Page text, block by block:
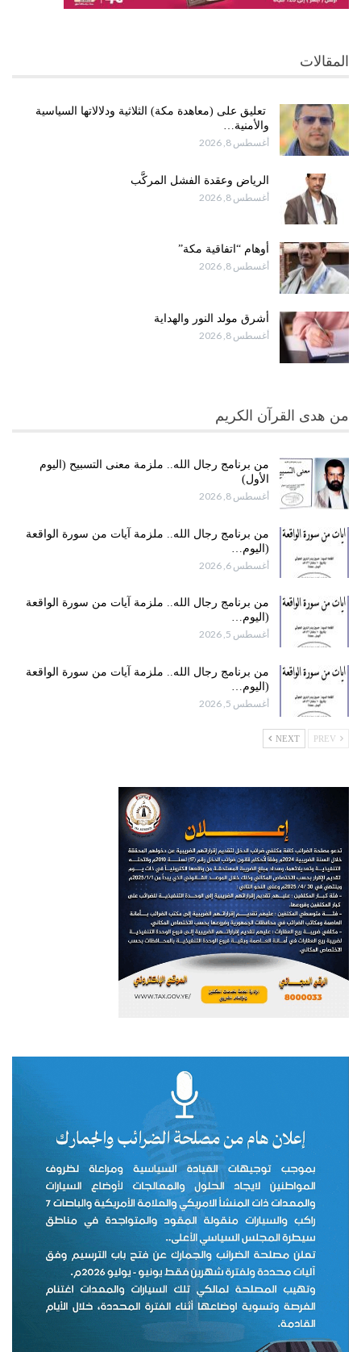
المقالات
تعليق على (معاهدة مكة) الثلاثية ودلالاتها السياسية
والأمنية…
أغسطس 8, 2026
الرياض وعقدة الفشل المركَّب
أغسطس 8, 2026
أوهام “اتفاقية مكة”
أغسطس 8, 2026
أشرق مولد النور والهداية
أغسطس 8, 2026
من هدى القرآن الكريم
من برنامج رجال الله.. ملزمة معنى التسبيح (اليوم
الأول)
أغسطس 8, 2026
من برنامج رجال الله.. ملزمة آيات من سورة الواقعة
(اليوم…
أغسطس 6, 2026
من برنامج رجال الله.. ملزمة آيات من سورة الواقعة
(اليوم…
أغسطس 5, 2026
من برنامج رجال الله.. ملزمة آيات من سورة الواقعة
(اليوم…
أغسطس 5, 2026
NEXT